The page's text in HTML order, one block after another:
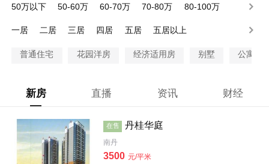
50万以下
50-60万 60-70万 70-80万
80-100万
一居
二居 三居 四居 五居 五居以上
普通住宅 花园洋房 经济适用房 别墅 公寓
新房 直播 资讯 财经
在售 丹桂华庭
南丹
3500 元/平米